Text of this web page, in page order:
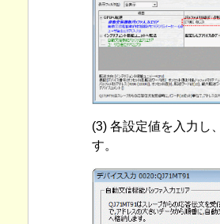
(3) 各設定値を入力し
す。